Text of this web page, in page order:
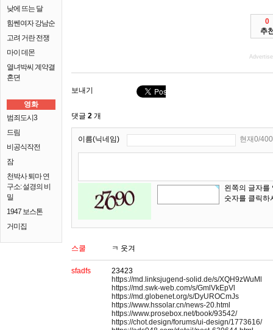
낮에 뜨는 달
힘쎈여자 강남순
고려 거란 전쟁
마이 데몬
열녀박씨 계약결
혼뎐
영화
범죄도시3
드림
비공식작전
잠
천박사 퇴마 연
구소: 설경의 비
밀
1947 보스톤
거미집
0
추
보내기
댓글 2 개
이름(닉네임) 현재0/
왼쪽의 글자를
숫자를 클릭하
스쿨 ㅋ 웃겨
sfadfs
23423
https://md.linksjugend-solid.de/s/XQH9zWuMl
https://md.swk-web.com/s/GmlVkEpVl
https://md.globenet.org/s/DyUROCmJs
https://www.hssolar.cn/news-20.html
https://www.prosebox.net/book/93542/
https://chot.design/forums/ui-design/1773616/